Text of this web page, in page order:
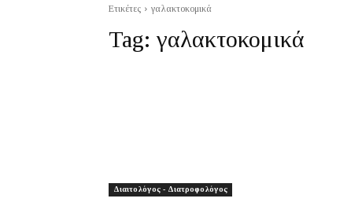
Ετικέτες γαλακτοκομικά
Tag: γαλακτοκομικά
Διαιτολόγος - Διατροφολόγος